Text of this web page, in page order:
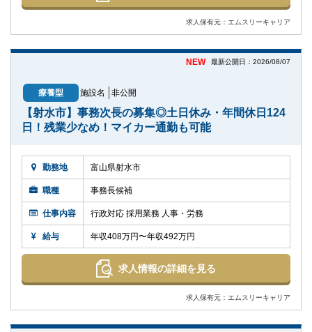
求人保有元：エムスリーキャリア
NEW 最新公開日：2026/08/07
療養型 施設名 非公開
【射水市】事務次長の募集◎土日休み・年間休日124
日！残業少なめ！マイカー通勤も可能
勤務地 富山県射水市
職種 事務長候補
仕事内容 行政対応 採用業務 人事・労務
給与 年収408万円〜年収492万円
求人情報の詳細を見る
求人保有元：エムスリーキャリア